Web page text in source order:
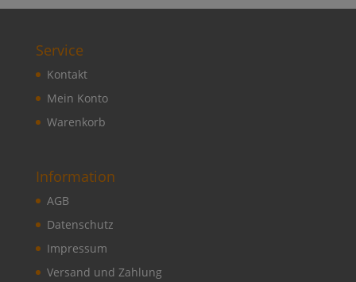
Service
Kontakt
Mein Konto
Warenkorb
Information
AGB
Datenschutz
Impressum
Versand und Zahlung